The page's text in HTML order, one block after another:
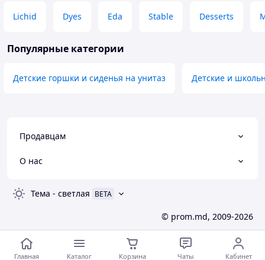
Lichid Dyes Eda Stable Desserts
Популярные категории
Детские горшки и сиденья на унитаз Детские и
Продавцам
О нас
Тема - светлая BETA
© prom.md, 2009-2026
Главная Каталог Корзина Чаты Кабинет